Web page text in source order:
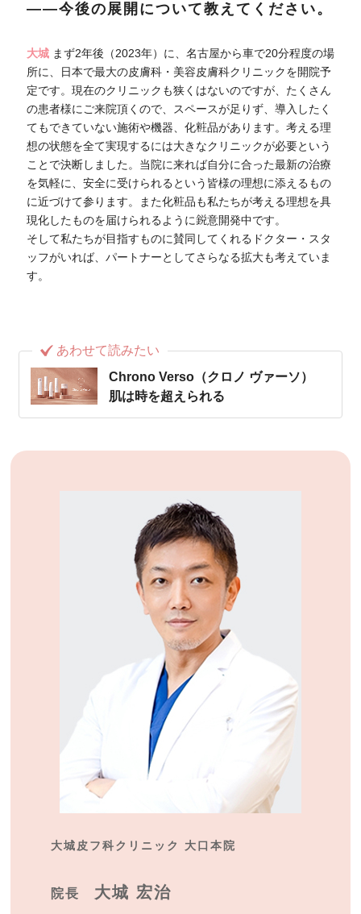
――今後の展開について教えてください。
大城 まず2年後（2023年）に、名古屋から車で20分程度の場
所に、日本で最大の皮膚科・美容皮膚科クリニックを開院予
定です。現在のクリニックも狭くはないのですが、たくさん
の患者様にご来院頂くので、スペースが足りず、導入したく
てもできていない施術や機器、化粧品があります。考える理
想の状態を全て実現するには大きなクリニックが必要という
ことで決断しました。当院に来れば自分に合った最新の治療
を気軽に、安全に受けられるという皆様の理想に添えるもの
に近づけて参ります。また化粧品も私たちが考える理想を具
現化したものを届けられるように鋭意開発中です。
そして私たちが目指すものに賛同してくれるドクター・スタ
ッフがいれば、パートナーとしてさらなる拡大も考えていま
す。
あわせて読みたい
Chrono Verso（クロノ ヴァーソ）
肌は時を超えられる
大城皮フ科クリニック 大口本院
院長 大城 宏治